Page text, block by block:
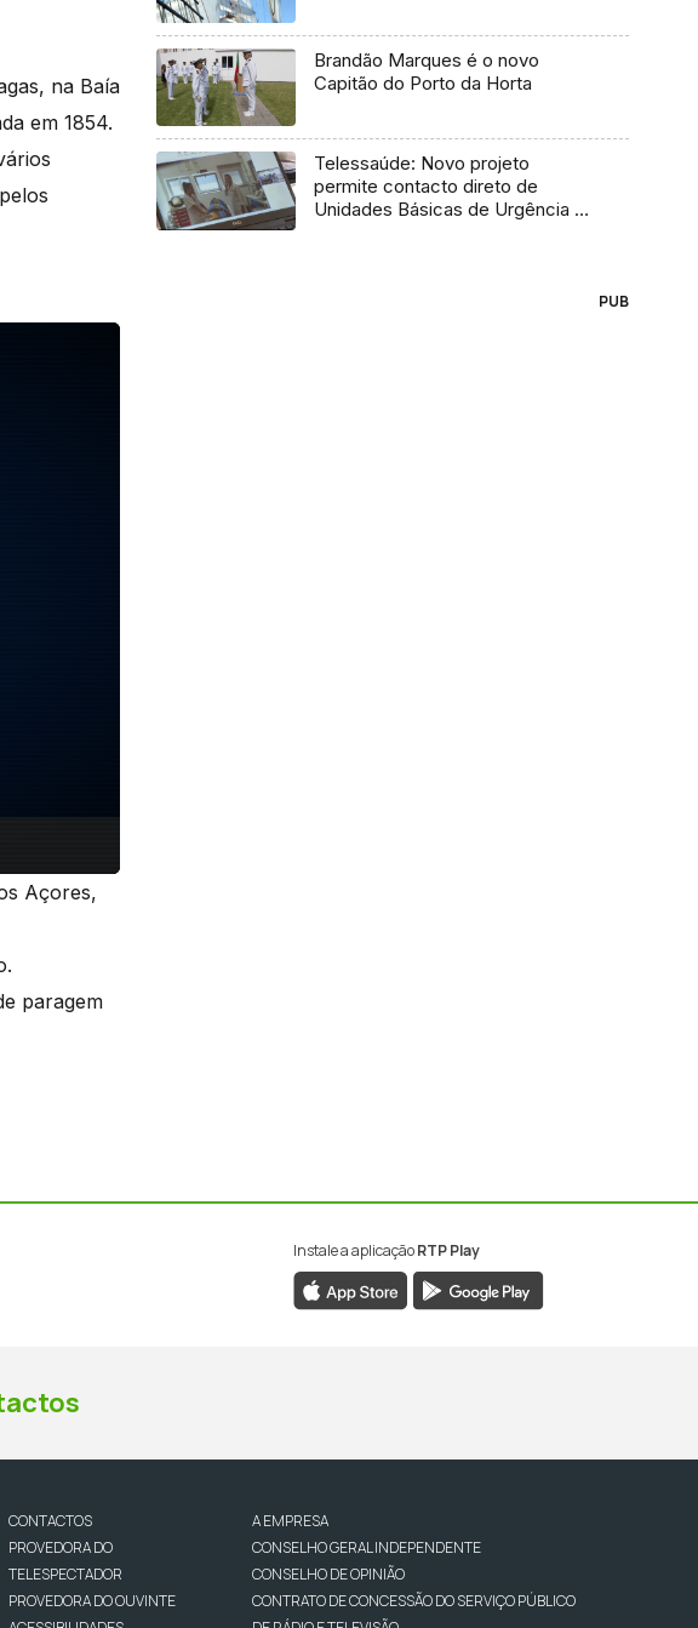
na Baía
em 1854.
Açores,
paragem
Brandão Marques é o novo
Capitão do Porto da Horta
Telessaúde: Novo projeto
permite contacto direto de
Unidades Básicas de Urgência e
PUB
Instale a aplicaçãoRTP Play
CONTACTOS
PROVEDORA DO
TELESPECTADOR
PROVEDORA DO OUVINTE
A EMPRESA
CONSELHO GERAL INDEPENDENTE
CONSELHO DE OPINIÃO
CONTRATO DE CONCESSÃO DO SERVIÇO PÚBLICO